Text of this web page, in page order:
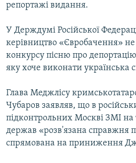
репортажі видання.
У Держдумі Російської
керівництво «Євробачення»
конкурсу пісню про
яку хоче виконати українська
Глава Меджлісу
Чубаров заявляв, що в
підконтрольних Москві ЗМІ на
держав «розв'язана справжня
спрямована на приниження